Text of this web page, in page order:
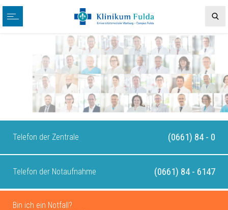
Telefon der Zentrale (0661) 84 - 0
Telefon der Notaufnahme (0661) 84 - 6147
Bin ich ein Notfall?